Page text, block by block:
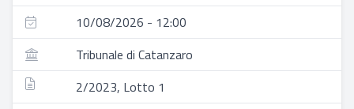
10/08/2026 - 12:00
Tribunale di Catanzaro
2/2023, Lotto 1